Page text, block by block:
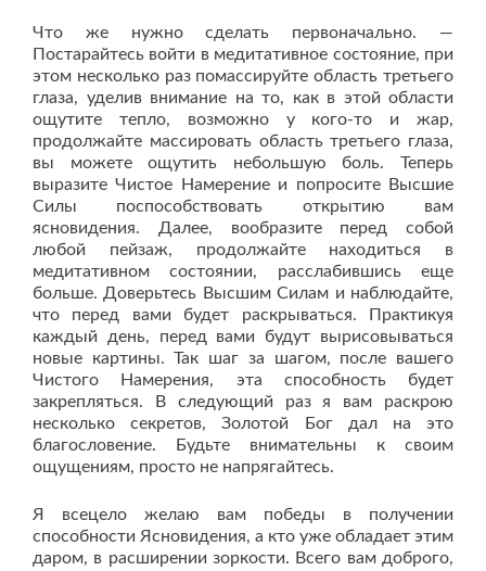
Что же нужно сделать первоначально. —
Постарайтесь войти в медитативное состояние, при
этом несколько раз помассируйте область третьего
глаза, уделив внимание на то, как в этой области
ощутите тепло, возможно у кого-то и жар,
продолжайте массировать область третьего глаза,
вы можете ощутить небольшую боль. Теперь
выразите Чистое Намерение и попросите Высшие
Силы поспособствовать открытию вам
ясновидения. Далее, вообразите перед собой
любой пейзаж, продолжайте находиться в
медитативном состоянии, расслабившись еще
больше. Доверьтесь Высшим Силам и наблюдайте,
что перед вами будет раскрываться. Практикуя
каждый день, перед вами будут вырисовываться
новые картины. Так шаг за шагом, после вашего
Чистого Намерения, эта способность будет
закрепляться. В следующий раз я вам раскрою
несколько секретов, Золотой Бог дал на это
благословение. Будьте внимательны к своим
ощущениям, просто не напрягайтесь.
Я всецело желаю вам победы в получении
способности Ясновидения, а кто уже обладает этим
даром, в расширении зоркости. Всего вам доброго,